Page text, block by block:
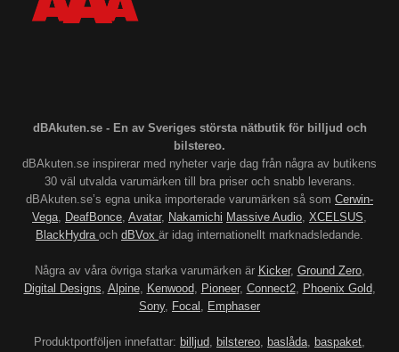
dBAkuten.se - En av Sveriges största nätbutik för billjud och
bilstereo.
dBAkuten.se inspirerar med nyheter varje dag från några av butikens
30 väl utvalda varumärken till bra priser och snabb leverans.
dBAkuten.se’s egna unika importerade varumärken så som Cerwin-
Vega, DeafBonce, Avatar, Nakamichi Massive Audio, XCELSUS,
BlackHydra och dBVox är idag internationellt marknadsledande.
Några av våra övriga starka varumärken är Kicker, Ground Zero,
Digital Designs, Alpine, Kenwood, Pioneer, Connect2, Phoenix Gold,
Sony, Focal , Emphaser
Produktportföljen innefattar: billjud, bilstereo, baslåda, baspaket,